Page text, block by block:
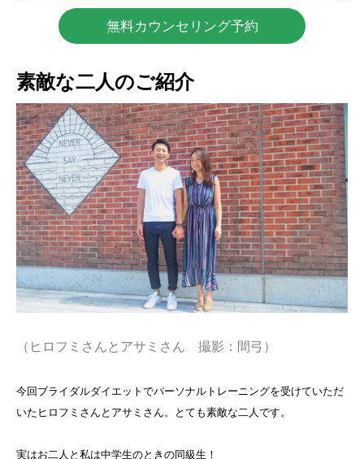
無料カウンセリング予約
素敵な二人のご紹介
（ヒロフミさんとアサミさん 撮影：間弓）
今回ブライダルダイエットでパーソナルトレーニングを受けていただ
いたヒロフミさんとアサミさん。とても素敵な二人です。
実はお二人と私は中学生のときの同級生！